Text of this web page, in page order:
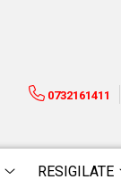
0732161411
RESIGILATE